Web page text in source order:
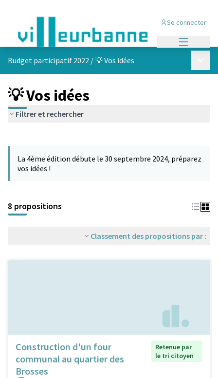
Se connecter
Budget participatif 2022 /💡 Vos idées
💡 Vos idées
Filtrer et rechercher
−
La 4ème édition débute le 30 septembre 2024, préparez
vos idées !
8 propositions
Classement des propositions par :
Construction d'un four
communal au quartier des
Brosses
Retenue par
le tri citoyen